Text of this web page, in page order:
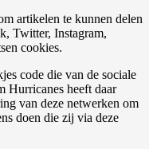
artikelen te kunnen delen
Twitter, Instagram,
cookies.
code die van de sociale
Hurricanes heeft daar
van deze netwerken om
doen die zij via deze